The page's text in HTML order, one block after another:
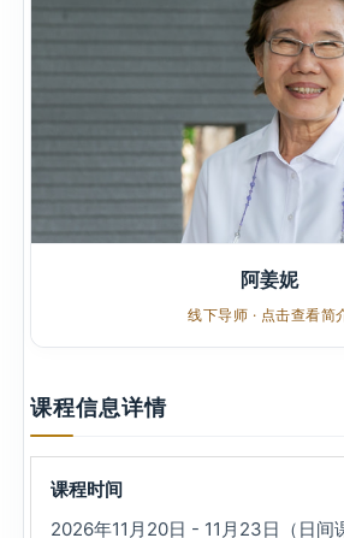
阿姜妮
线下导师 · 点击查看简
课程信息详情
课程时间
2026年11月20日 - 11月23日（日间